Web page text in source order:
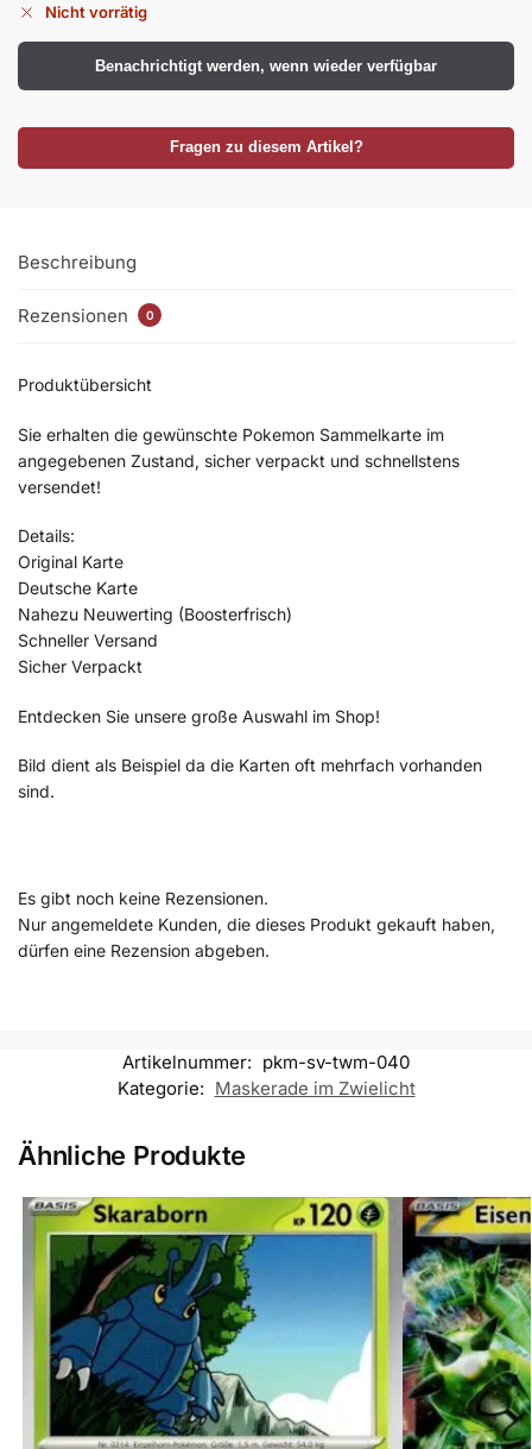
Nicht vorrätig
Benachrichtigt werden, wenn wieder verfügbar
Fragen zu diesem Artikel?
Beschreibung
Rezensionen 0
Produktübersicht
Sie erhalten die gewünschte Pokemon Sammelkarte im
angegebenen Zustand, sicher verpackt und schnellstens
versendet!
Details:
Original Karte
Deutsche Karte
Nahezu Neuwerting (Boosterfrisch)
Schneller Versand
Sicher Verpackt
Entdecken Sie unsere große Auswahl im Shop!
Bild dient als Beispiel da die Karten oft mehrfach vorhanden
sind.
Es gibt noch keine Rezensionen.
Nur angemeldete Kunden, die dieses Produkt gekauft haben,
dürfen eine Rezension abgeben.
Artikelnummer: pkm-sv-twm-040
Kategorie: Maskerade im Zwielicht
Ähnliche Produkte